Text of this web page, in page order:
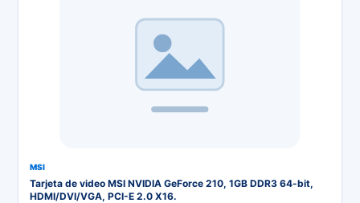
MSI
Tarjeta de video MSI NVIDIA GeForce 210, 1GB DDR3 64-bit,
HDMI/DVI/VGA, PCI-E 2.0 X16.